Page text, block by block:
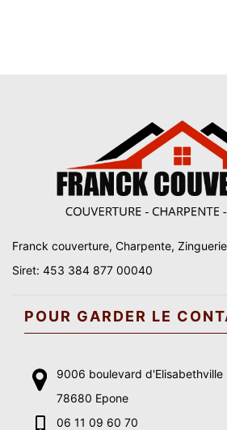
Franck couverture, Charpente,
Siret: 453 384 877 00040
POUR GARDER LE
9006 boulevard d'Elisabethville
78680 Epone
06 11 09 60 70